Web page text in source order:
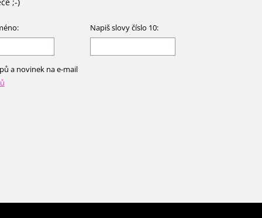
Napiš slovy číslo 10:
a novinek na e-mail